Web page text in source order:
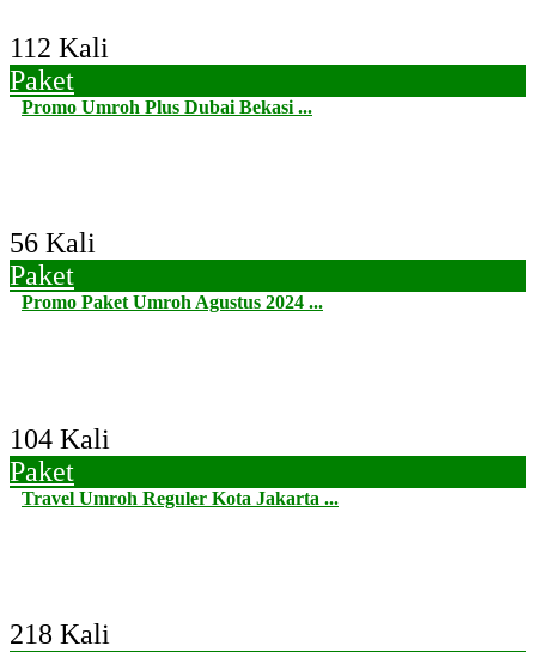
112 Kali
Paket
Promo Umroh Plus Dubai Bekasi ...
56 Kali
Paket
Promo Paket Umroh Agustus 2024 ...
104 Kali
Paket
Travel Umroh Reguler Kota Jakarta ...
218 Kali